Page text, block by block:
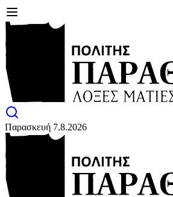
Παρασκευή 7.8.2026